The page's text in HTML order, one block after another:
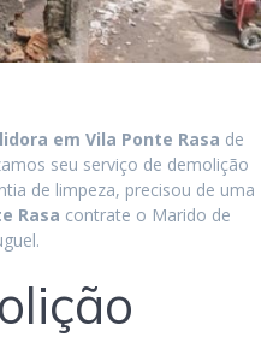
em Vila Ponte Rasa de
seu serviço de demolição
de limpeza, precisou de uma
Rasa contrate o Marido de